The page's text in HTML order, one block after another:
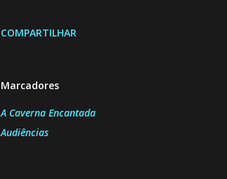
COMPARTILHAR
Marcadores
A Caverna Encantada
Audiências